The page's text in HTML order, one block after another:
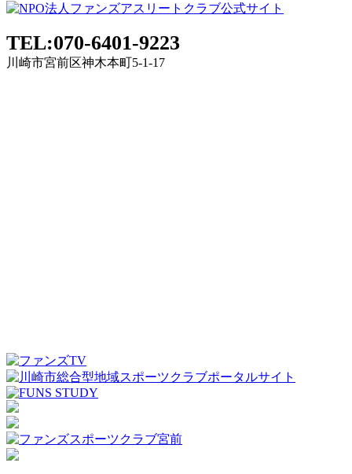
TEL:070-6401-9223
川崎市宮前区神木本町5-1-17